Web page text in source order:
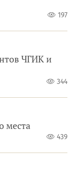
197
ЧГИК и
344
места
439